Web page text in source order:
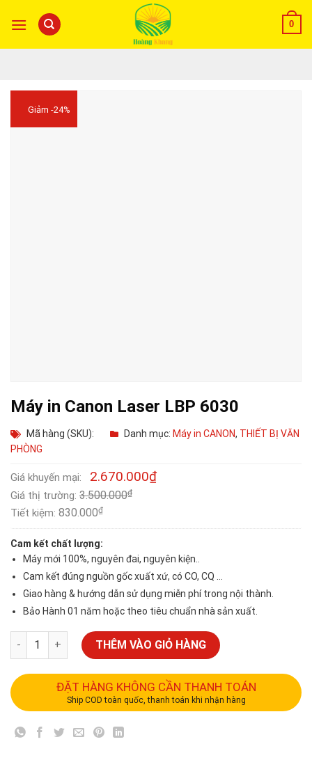
0
Giảm -24%
Máy in Canon Laser LBP 6030
Mã hàng (SKU): Danh mục: Máy in CANON, THIẾT BỊ VĂN
PHÒNG
Giá khuyến mại: 2.670.000₫
Giá thị trường: 3.500.000₫
Tiết kiệm: 830.000₫
Cam kết chất lượng:
Máy mới 100%, nguyên đai, nguyên kiện..
Cam kết đúng nguồn gốc xuất xứ, có CO, CQ …
Giao hàng & hướng dẫn sử dụng miễn phí trong nội thành.
Bảo Hành 01 năm hoặc theo tiêu chuẩn nhà sản xuất.
THÊM VÀO GIỎ HÀNG
ĐẶT HÀNG KHÔNG CẦN THANH TOÁN
Ship COD toàn quốc, thanh toán khi nhận hàng